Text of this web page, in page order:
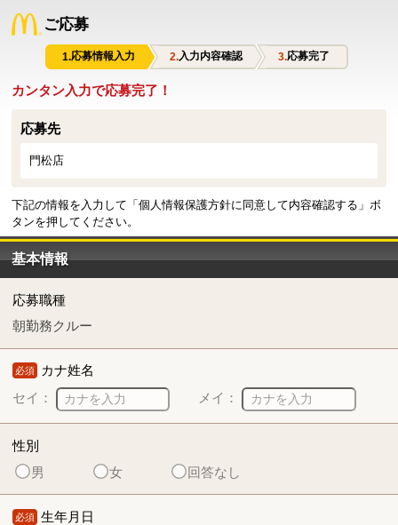
ご応募
応募情報入力 入力内容確認 応募完了
カンタン入力で応募完了！
応募先
門松店
下記の情報を入力して「個人情報保護方針に同意して内容確認する」ボ
タンを押してください。
基本情報
応募職種
朝勤務クルー
必須 カナ姓名
セイ：
メイ：
性別
男
女 回答なし
必須 生年月日